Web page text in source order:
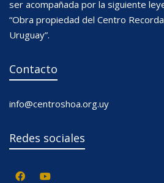
ser acompañada por la siguiente
“Obra propiedad del Centro
Uruguay”.
Contacto
info@centroshoa.org.uy
Redes sociales